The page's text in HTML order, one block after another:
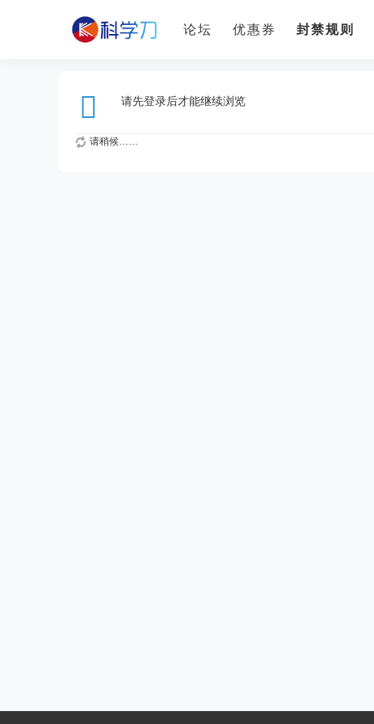
论坛 优惠券 封禁规则
请先登录后才能继续浏览
请稍候……